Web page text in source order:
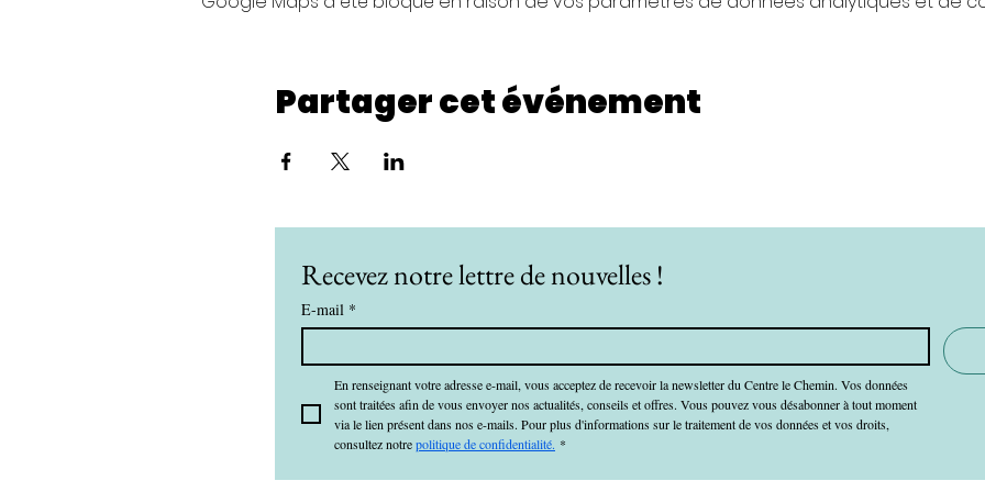
Partager cet événement
Recevez notre lettre de nouvelles !
E-mail *
En renseignant votre adresse e-mail, vous acceptez de recevoir la newsletter du Centre le Chemin. Vos données
sont traitées afin de vous envoyer nos actualités, conseils et offres. Vous pouvez vous désabonner à tout moment
via le lien présent dans nos e-mails. Pour plus d'informations sur le traitement de vos données et vos droits,
consultez notre politique de confidentialité. *